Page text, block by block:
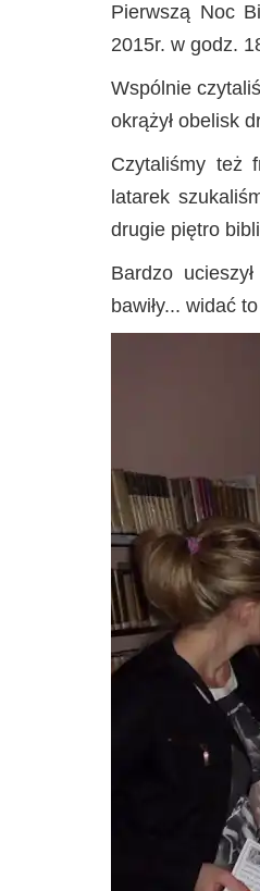
Pierwszą Noc
2015r. w godz.
Wspólnie
okrążył obelisk
Czytaliśmy też
latarek
drugie piętro
Bardzo
bawiły... widać